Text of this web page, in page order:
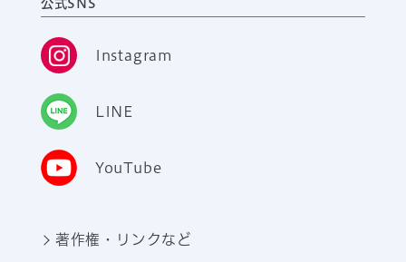
公式SNS
Instagram
LINE
YouTube
著作権・リンクなど